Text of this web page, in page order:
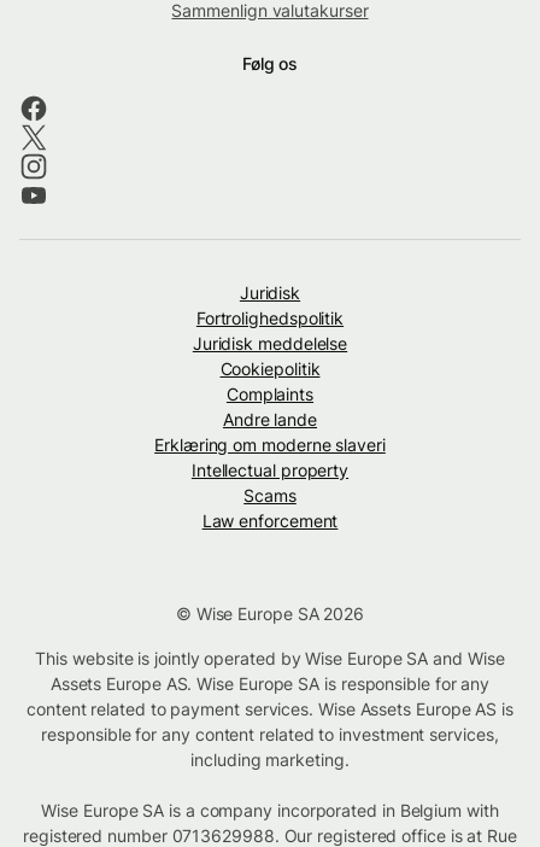
Sammenlign valutakurser
Følg os
Juridisk
Fortrolighedspolitik
Juridisk meddelelse
Cookiepolitik
Complaints
Andre lande
Erklæring om moderne slaveri
Intellectual property
Scams
Law enforcement
© Wise Europe SA 2026
This website is jointly operated by Wise Europe SA and Wise
Assets Europe AS. Wise Europe SA is responsible for any
content related to payment services. Wise Assets Europe AS is
responsible for any content related to investment services,
including marketing.
Wise Europe SA is a company incorporated in Belgium with
registered number 0713629988. Our registered office is at Rue